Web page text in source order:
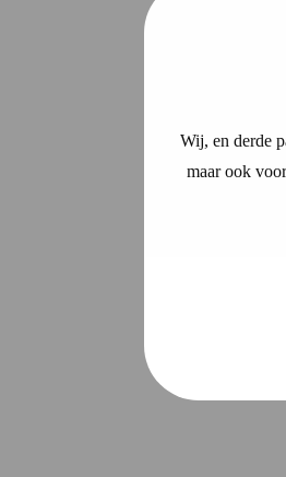
Wij, en derde
maar ook